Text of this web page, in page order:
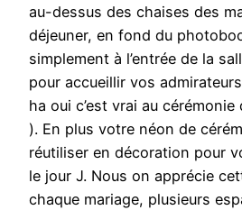
au-dessus des chaises des
déjeuner, en fond du
simplement à l’entrée de la
pour accueillir vos
ha oui c’est vrai au
). En plus votre néon de
réutiliser en décoration pour
le jour J. Nous on apprécie
chaque mariage, plusieurs